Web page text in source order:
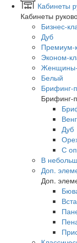
Кабинеты
Кабинеты
Бизнес-
Дуб
Премиум-
Эконом-
Женщины-
Белый
Брифинг-
Брифинг-
Дуб
С
В
Доп.
Доп.